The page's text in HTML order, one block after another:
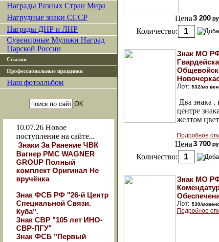
Награды Разных Стран Мира
Нагрудные знаки СССР
Награды ДНР и ЛНР
Сувенирные Муляжи Наград
Царской России
Ссылки
Профессиональные праздники
Наш фотоальбом
10.07.26 Новое
поступление на сайте...
Знаки За Ранение ЧВК
Вагнер РМС WAGNER
GROUP Полный
комплект Оригинал Не
вручёнка
Знак ФСБ РФ "26-й Центр
Специальной Связи.
Куба".
Знак СВР "105 лет ИНО-
СВР-ПГУ"
Знак ФСБ "Первый
Цена 3 200
Количество:
Знак МО
Лот: 532/мо
Два знака ,
центре
желтом
Подробное
Цена 3 700
Количество:
Знак МО
Лот: 530/
Подробное